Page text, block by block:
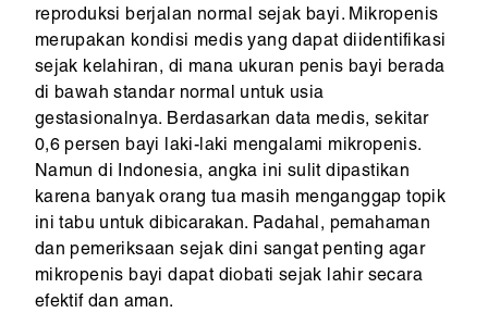
reproduksi berjalan normal sejak bayi. Mikropenis
merupakan kondisi medis yang dapat diidentifikasi
sejak kelahiran, di mana ukuran penis bayi berada
di bawah standar normal untuk usia
gestasionalnya. Berdasarkan data medis, sekitar
0,6 persen bayi laki-laki mengalami mikropenis.
Namun di Indonesia, angka ini sulit dipastikan
karena banyak orang tua masih menganggap topik
ini tabu untuk dibicarakan. Padahal, pemahaman
dan pemeriksaan sejak dini sangat penting agar
mikropenis bayi dapat diobati sejak lahir secara
efektif dan aman.